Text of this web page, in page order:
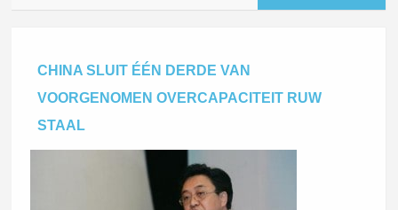
CHINA SLUIT ÉÉN DERDE VAN
VOORGENOMEN OVERCAPACITEIT RUW
STAAL